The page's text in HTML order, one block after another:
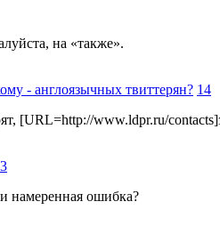
на «также».
- англоязычных твиттерян? 14
[URL=http://www.ldpr.ru/
намеренная ошибка?